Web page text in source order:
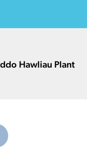
Hawliau Plant